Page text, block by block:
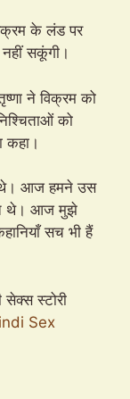
के लंड पर
सकूंगी।
ने विक्रम को
को
कहा।
थे। आज हमने उस
थे। आज मुझे
सच भी हैं
सेक्स स्टोरी
Sex